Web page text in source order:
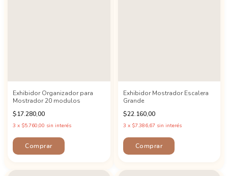
Exhibidor Organizador para
Mostrador 20 modulos
$17.280,00
3 x $5.760,00 sin interés
Exhibidor Mostrador Escalera
Grande
$22.160,00
3 x $7.386,67 sin interés